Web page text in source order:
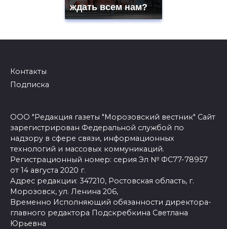
ждать всем нам?
Контакты
Подписка
ООО "Редакция газеты "Морозовский вестник" Сайт
зарегистрирован Федеральной службой по
надзору в сфере связи, информационных
технологий и массовых коммуникаций.
Регистрационный номер: серия Эл № ФС77-78957
от 14 августа 2020 г.
Адрес редакции: 347210, Ростовская область, г.
Морозовск, ул. Ленина 206,
Временно Исполняющий обязанности директора-
главного редактора Подскребкина Светлана
Юрьевна